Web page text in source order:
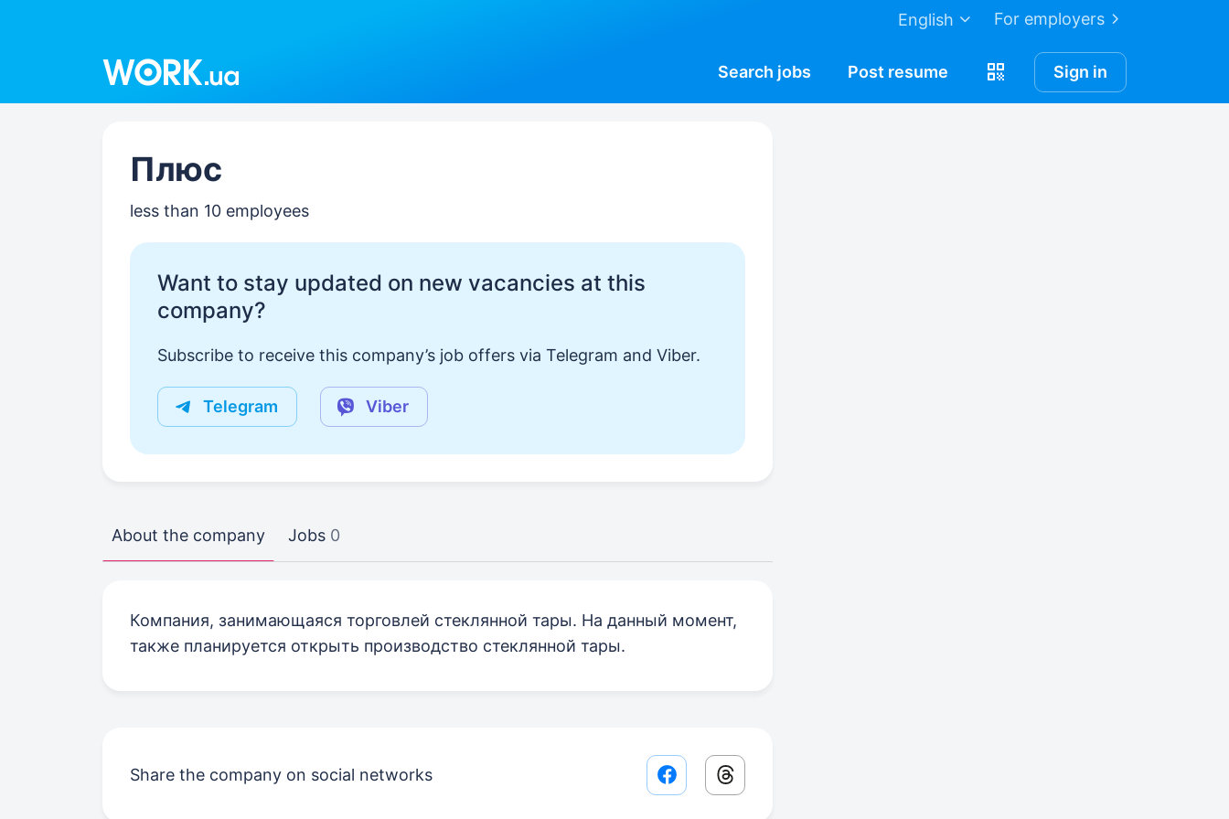
For employers
English
Search jobs Post resume Sign in
Плюс
less than 10 employees
Want to stay updated on new vacancies at this
company?
Subscribe to receive this company’s job offers via Telegram and Viber.
Telegram Viber
About the company Jobs 0
Компания, занимающаяся торговлей стеклянной тары. На данный момент,
также планируется открыть производство стеклянной тары.
Share the company on social networks Facebook share link
Threads share link